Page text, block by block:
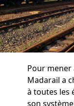
Pour mener
Madarail a
à toutes les
son